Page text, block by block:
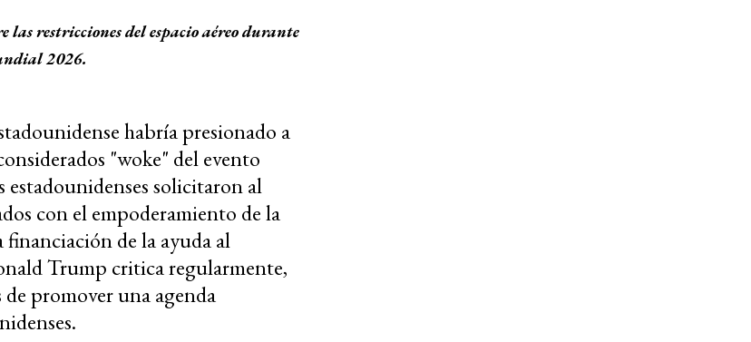
restricciones del espacio aéreo durante
2026.
habría presionado a
"woke" del evento
solicitaron al
con el empoderamiento de la
de la ayuda al
Trump critica regularmente,
promover una agenda